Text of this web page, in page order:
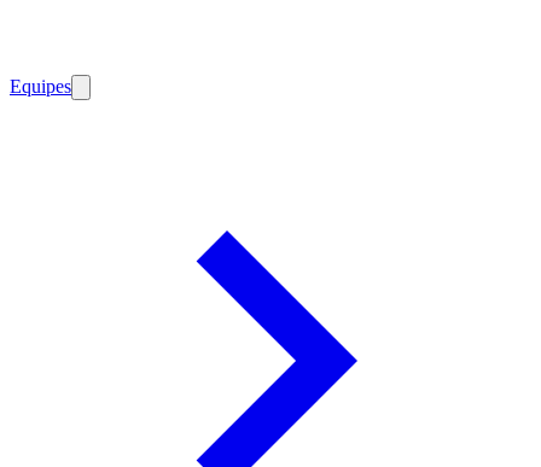
Equipes